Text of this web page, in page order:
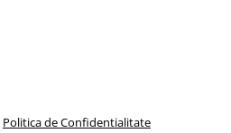
Politica de Confidentialitate